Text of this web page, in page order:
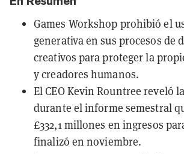
Games Workshop prohibió el
generativa en sus procesos de
creativos para proteger la
y creadores humanos.
El CEO Kevin Rountree reveló
durante el informe semestral
£332,1 millones en ingresos
finalizó en noviembre.